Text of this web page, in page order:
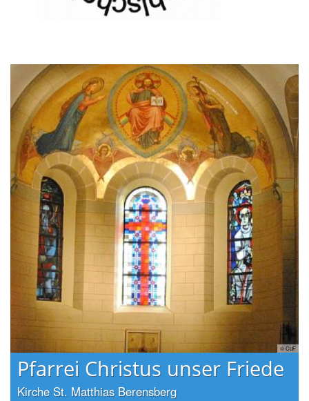
© CuF
Pfarrei Christus unser Friede
Kirche St. Matthias Berensberg